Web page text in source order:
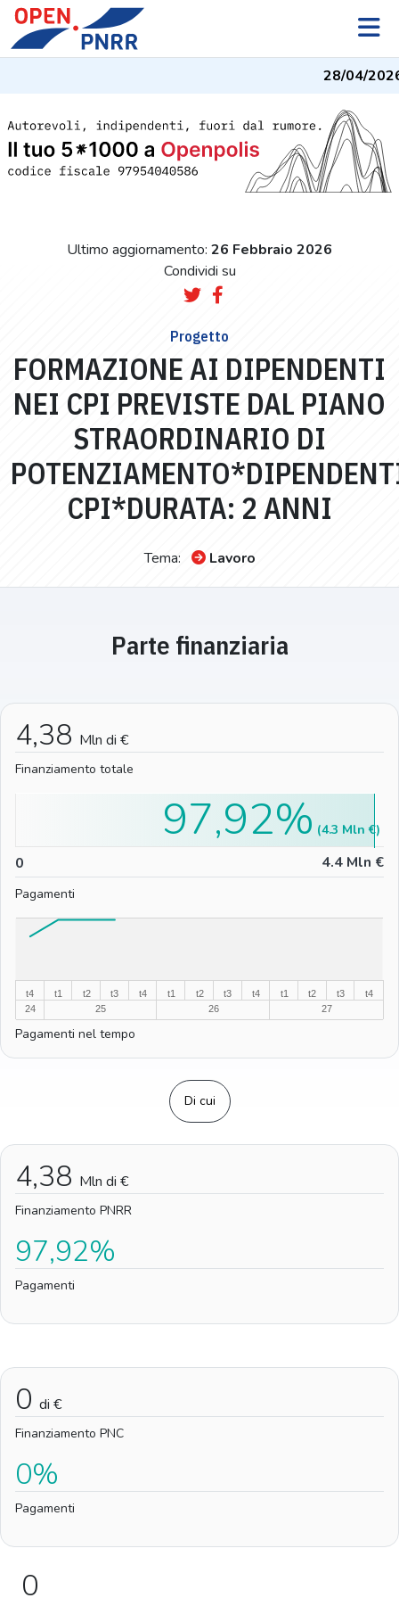
28/04/2026
Ultimo aggiornamento: 26 Febbraio 2026
Condividi su
Progetto
FORMAZIONE AI DIPENDENTI
NEI CPI PREVISTE DAL PIANO
STRAORDINARIO DI
CPI*DURATA: 2 ANNI
Tema: Lavoro
Parte finanziaria
4,38 Mln di €
Finanziamento totale
0 4.4 Mln €
97,92% (4.3 Mln €)
Pagamenti
t4
24
t1
25
t2 t3 t4
t1
26
t2 t3 t4
t1
27
t2 t3 t4
Pagamenti nel tempo
Di cui
4,38 Mln di €
Finanziamento PNRR
97,92%
Pagamenti
0 di €
Finanziamento PNC
0%
Pagamenti
0